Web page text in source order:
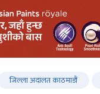
जिल्ला अदालत काठमाडौं